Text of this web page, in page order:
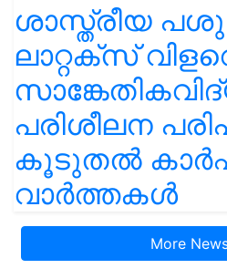
ശാസ്ത്രീയ പശു
ലാറ്റക്സ്
പരിശീലന
കൂടുതൽ
വാർത്തകൾ
More